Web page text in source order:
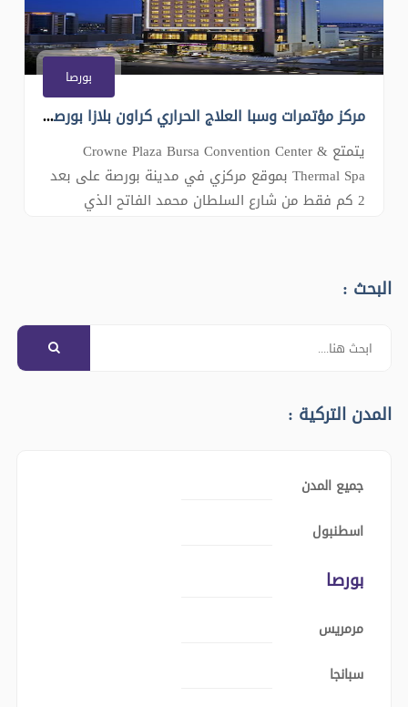
بورصا
مركز مؤتمرات وسبا العلاج الحراري كراون بلازا بورصا Crowne Plaza Bursa Convention Center & Thermal Spa
يتمتع Crowne Plaza Bursa Convention Center &
Thermal Spa بموقع مركزي في مدينة بورصة على بعد
2 كم فقط من شارع السلطان محمد الفاتح الذي
البحث :
المدن التركية :
جميع المدن
اسطنبول
بورصا
مرمريس
سبانجا